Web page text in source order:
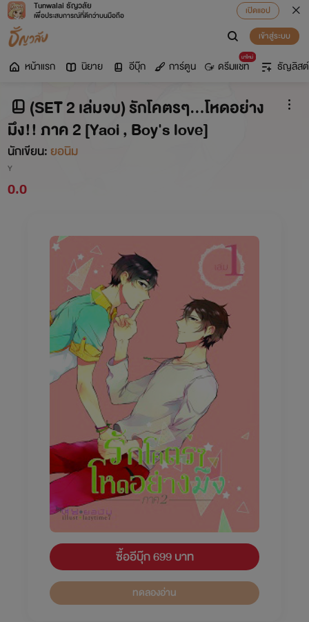
Tunwalai ธัญวลัย
เพื่อประสบการณ์ที่ดีกว่าบนมือถือ
เปิดแอป
เข้าสู่ระบบ
หน้าแรก นิยาย อีบุ๊ก การ์ตูน
มาใหม่
ดรีมแชท ธัญลิสต์
(SET 2 เล่มจบ) รักโคตรๆ...โหดอย่าง
มึง!! ภาค 2 [Yaoi , Boy's love]
นักเขียน: ยอนิม
Y
0.0
ซื้ออีบุ๊ก 699 บาท
ทดลองอ่าน